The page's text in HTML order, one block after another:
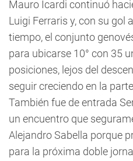
Mauro Icardi continuó
Luigi Ferraris y, con su gol
tiempo, el conjunto
para ubicarse 10° con 35
posiciones, lejos del
seguir creciendo en la
También fue de entrada
un encuentro que
Alejandro Sabella porque
para la próxima doble